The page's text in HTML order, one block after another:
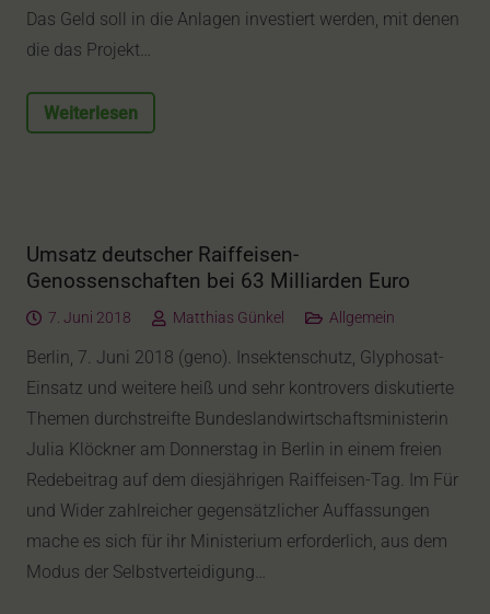
Das Geld soll in die Anlagen investiert werden, mit denen
die das Projekt…
Weiterlesen
Umsatz deutscher Raiffeisen-
Genossenschaften bei 63 Milliarden Euro
7. Juni 2018 Matthias Günkel Allgemein
Berlin, 7. Juni 2018 (geno). Insektenschutz, Glyphosat-
Einsatz und weitere heiß und sehr kontrovers diskutierte
Themen durchstreifte Bundeslandwirtschaftsministerin
Julia Klöckner am Donnerstag in Berlin in einem freien
Redebeitrag auf dem diesjährigen Raiffeisen-Tag. Im Für
und Wider zahlreicher gegensätzlicher Auffassungen
mache es sich für ihr Ministerium erforderlich, aus dem
Modus der Selbstverteidigung…